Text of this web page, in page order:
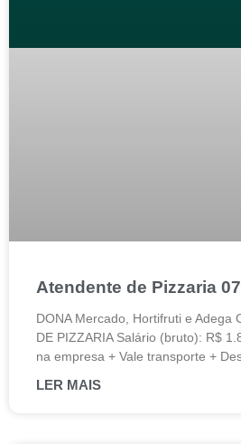
Atendente de Pizzaria
DONA Mercado, Hortifruti e Adega
DE PIZZARIA Salário (bruto): R$
na empresa + Vale transporte +
LER MAIS